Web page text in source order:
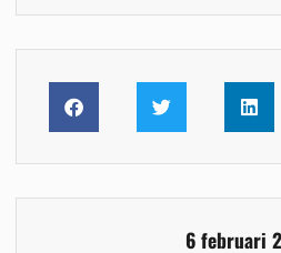
6 februari